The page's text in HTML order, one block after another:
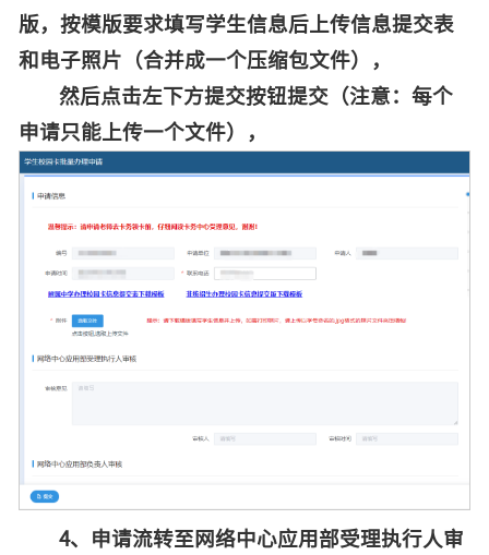
版，按模版要求填写学生信息后上传信息提交表
和电子照片（合并成一个压缩包文件），
然后点击左下方提交按钮提交（注意：每个
申请只能上传一个文件），
4、 申请流转至网络中心应用部受理执行人审